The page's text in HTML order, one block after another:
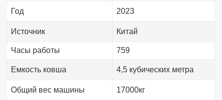
Год 2023
Источник Китай
Часы работы 759
Емкость ковша 4,5 кубических метра
Общий вес машины 17000кг